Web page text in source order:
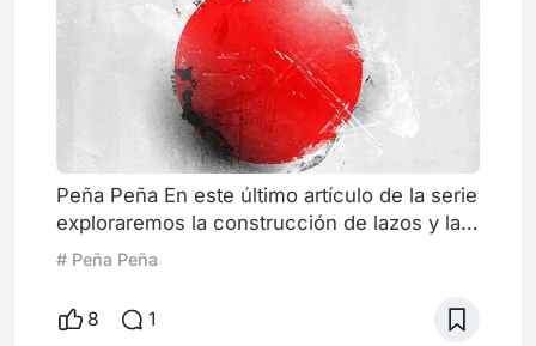
Peña Peña En este último artículo de la serie
exploraremos la construcción de lazos y la
institución familiar vista por el cine japonés
Yasujiro Ozu, Hirokazu Koreeda y Ryusuke
Hamaguchi, entre otros. Nos vamos
# Peña Peña
8 1